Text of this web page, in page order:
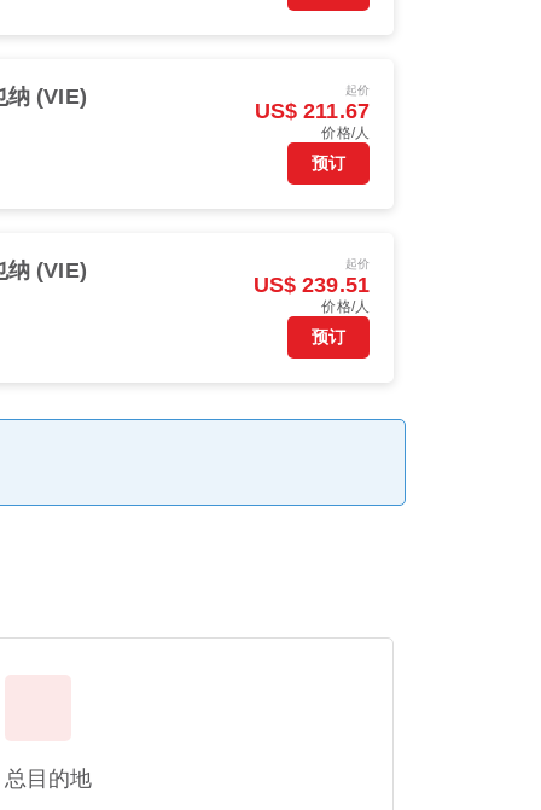
纳 (VIE) 起价
US$ 211.67
价格/人
预订
纳 (VIE) 起价
US$ 239.51
价格/人
预订
总目的地